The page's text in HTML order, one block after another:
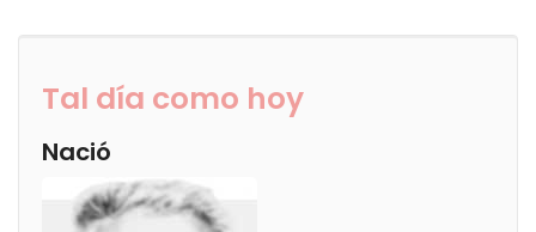
Tal día como hoy
Nació